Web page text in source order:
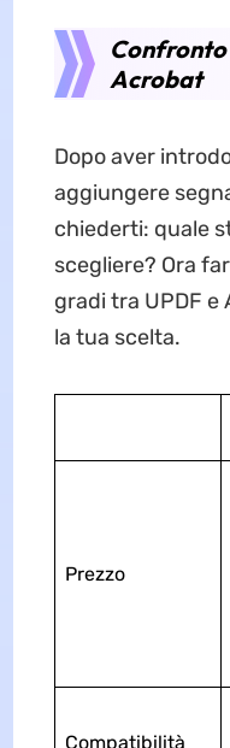
Confronto
Acrobat
Dopo aver
aggiungere
chiederti: quale
scegliere? Ora
gradi tra UPDF
la tua scelta.
Prezzo
Compatibilità